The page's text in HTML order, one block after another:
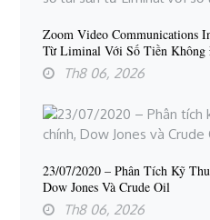
Zoom Video Communications
Từ Liminal Với Số Tiền
Th8 06, 2026
23/07/2020 – Phân Tích Kỹ
Dow Jones Và Crude Oil
Th8 06, 2026